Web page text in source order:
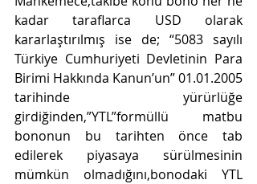
kadar taraflarca USD olarak
kararlaştırılmış ise de; “5083 sayılı
Türkiye Cumhuriyeti Devletinin Para
Birimi Hakkında Kanun’un” 01.01.2005
tarihinde yürürlüğe
girdiğinden,”YTL”formüllü matbu
bononun bu tarihten önce tab
edilerek piyasaya sürülmesinin
mümkün olmadığını,bonodaki YTL